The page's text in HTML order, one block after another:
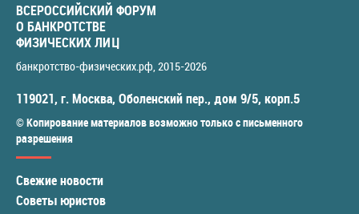
ВСЕРОССИЙСКИЙ ФОРУМ
О БАНКРОТСТВЕ
ФИЗИЧЕСКИХ ЛИЦ
банкротство-физических.рф , 2015-2026
119021, г. Москва, Оболенский пер., дом 9/5, корп.5
© Копирование материалов возможно только с письменного
разрешения
Свежие новости
Советы юристов